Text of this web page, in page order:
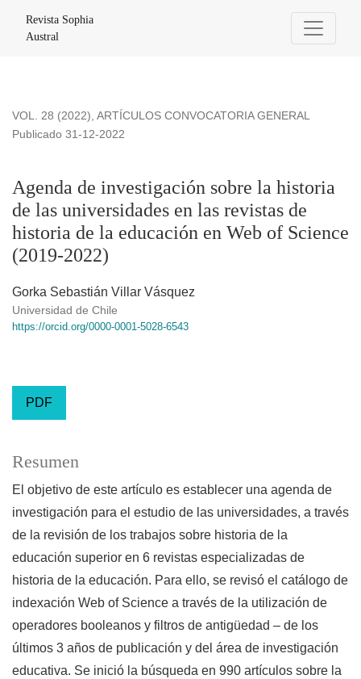
Revista Sophia
Austral
VOL. 28 (2022), ARTÍCULOS CONVOCATORIA GENERAL
Agenda de investigación sobre la historia
de las universidades en las revistas de
historia de la educación en Web of Science
(2019-2022)
Publicado 31-12-2022
Gorka Sebastián Villar Vásquez
Universidad de Chile
https://orcid.org/0000-0001-5028-6543
PDF
Resumen
El objetivo de este artículo es establecer una agenda de
investigación para el estudio de las universidades, a través
de la revisión de los trabajos sobre historia de la
educación superior en 6 revistas especializadas de
historia de la educación. Para ello, se revisó el catálogo de
indexación Web of Science a través de la utilización de
operadores booleanos y filtros de antigüedad – de los
últimos 3 años de publicación y del área de investigación
educativa. Se inició la búsqueda en 990 artículos sobre la